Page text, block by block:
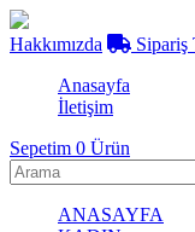
Hakkımızda
Sipariş
Anasayfa
İletişim
Sepetim 0 Ürün
ANASAYFA